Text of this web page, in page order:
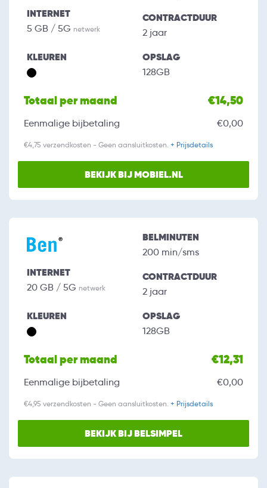
INTERNET
5 GB / 5G netwerk
CONTRACTDUUR
2 jaar
KLEUREN OPSLAG
128GB
Totaal per maand €14,50
Eenmalige bijbetaling €0,00
€4,75 verzendkosten - Geen aansluitkosten. + Prijsdetails
BEKIJK BIJ MOBIEL.NL
INTERNET
20 GB / 5G netwerk
BELMINUTEN
200 min/sms
CONTRACTDUUR
2 jaar
KLEUREN OPSLAG
128GB
Totaal per maand €12,31
Eenmalige bijbetaling €0,00
€4,95 verzendkosten - Geen aansluitkosten. + Prijsdetails
BEKIJK BIJ BELSIMPEL